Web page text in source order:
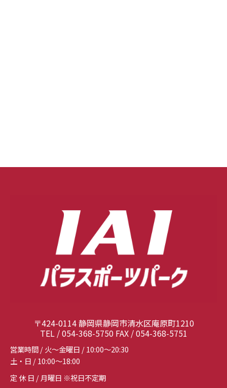
〒424-0114 静岡県静岡市清水区庵原町1210
TEL / 054-368-5750 FAX / 054-368-5751
営業時間 / 火～金曜日 / 10:00～20:30
土・日 / 10:00～18:00
定 休 日 / 月曜日 ※祝日不定期